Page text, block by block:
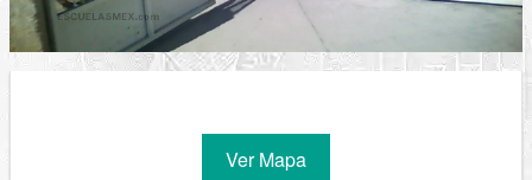
Ver Mapa